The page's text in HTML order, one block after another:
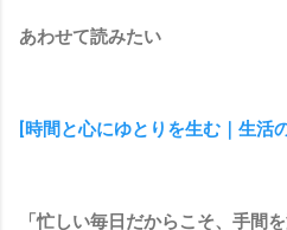
あわせて読みたい
[時間と心にゆとりを生む｜生活
「忙しい毎日だからこそ、手間